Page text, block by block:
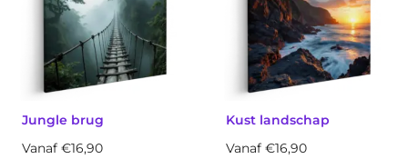
Jungle brug
Vanaf €16,90
Kust landschap
Vanaf €16,90